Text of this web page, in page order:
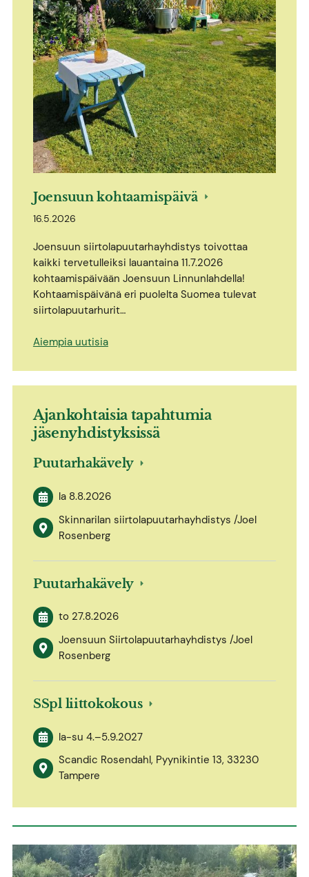
Joensuun kohtaamispäivä
16.5.2026
Joensuun siirtolapuutarhayhdistys toivottaa
kaikki tervetulleiksi lauantaina 11.7.2026
kohtaamispäivään Joensuun Linnunlahdella!
Kohtaamispäivänä eri puolelta Suomea tulevat
siirtolapuutarhurit…
Aiempia uutisia
Ajankohtaisia tapahtumia
jäsenyhdistyksissä
Puutarhakävely
la 8.8.2026
Skinnarilan siirtolapuutarhayhdistys /Joel
Rosenberg
Puutarhakävely
to 27.8.2026
Joensuun Siirtolapuutarhayhdistys /Joel
Rosenberg
SSpl liittokokous
la-su 4.–5.9.2027
Scandic Rosendahl, Pyynikintie 13, 33230
Tampere